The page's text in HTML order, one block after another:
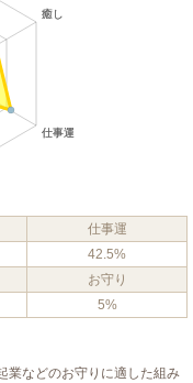
仕事運
42.5%
お守り
5%
業などのお守りに適した組み